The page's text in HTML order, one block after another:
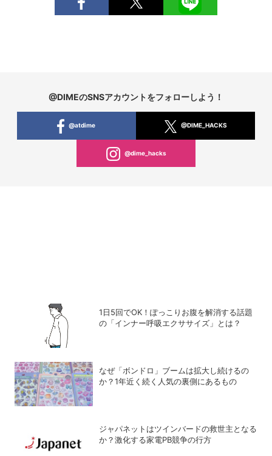
@DIMEのSNSアカウントをフォローしよう！
@atdime @DIME_HACKS
@dime_hacks
1日5回でOK！ぽっこりお腹を解消する話題
の「インナー呼吸エクササイズ」とは？
なぜ「ボンドロ」ブームは拡大し続けるの
か？1年近く続く人気の裏側にあるもの
ジャパネットはツインバードの救世主となる
か？激化する家電PB競争の行方